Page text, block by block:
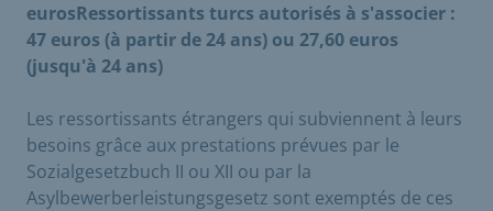
eurosRessortissants turcs autorisés à s'associer :
47 euros (à partir de 24 ans) ou 27,60 euros
(jusqu'à 24 ans)
Les ressortissants étrangers qui subviennent à leurs
besoins grâce aux prestations prévues par le
Sozialgesetzbuch II ou XII ou par la
Asylbewerberleistungsgesetz sont exemptés de ces